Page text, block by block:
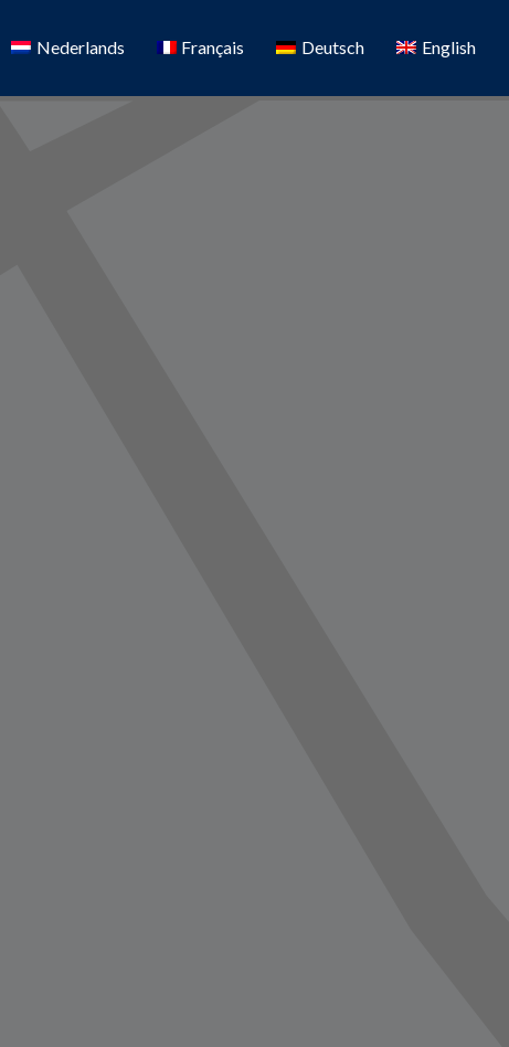
Nederlands Français Deutsch English